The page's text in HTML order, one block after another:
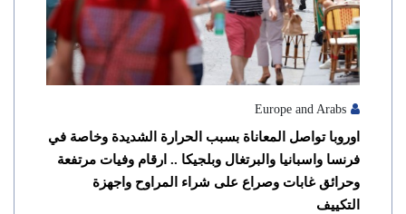
Europe and Arabs
اوروبا تواصل المعاناة بسبب الحرارة الشديدة وخاصة في
فرنسا واسبانيا والبرتغال وبلجيكا .. ارقام وفيات مرتفعة
وحرائق غابات وصراع على شراء المراوح واجهزة
التكييف